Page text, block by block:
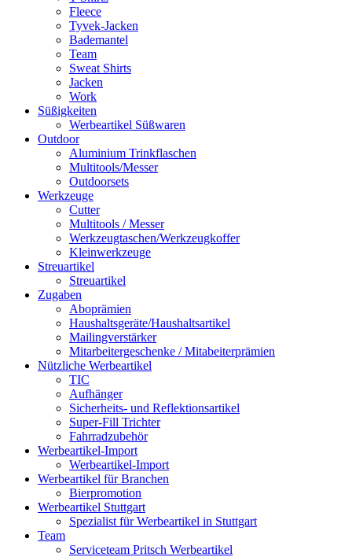
Fleece
Tyvek-Jacken
Bademantel
Team
Sweat Shirts
Jacken
Work
Süßigkeiten
Werbeartikel Süßwaren
Outdoor
Aluminium Trinkflaschen
Multitools/Messer
Outdoorsets
Werkzeuge
Cutter
Multitools / Messer
Werkzeugtaschen/Werkzeugkoffer
Kleinwerkzeuge
Streuartikel
Streuartikel
Zugaben
Aboprämien
Haushaltsgeräte/Haushaltsartikel
Mailingverstärker
Mitarbeitergeschenke / Mitabeiterprämien
Nützliche Werbeartikel
TIC
Aufhänger
Sicherheits- und Reflektionsartikel
Super-Fill Trichter
Fahrradzubehör
Werbeartikel-Import
Werbeartikel-Import
Werbeartikel für Branchen
Bierpromotion
Werbeartikel Stuttgart
Spezialist für Werbeartikel in Stuttgart
Team
Serviceteam Pritsch Werbeartikel